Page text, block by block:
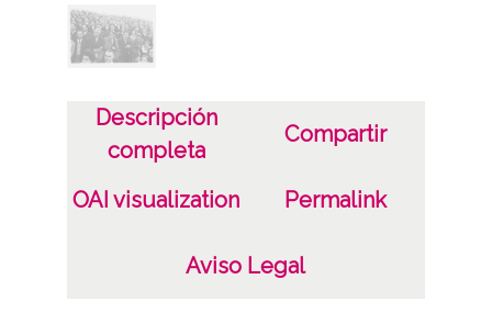
Fotográfico
Papel ;
Características del soporte
7,5 x 10,5 cm
Descripción
completa
Compartir
OAI visualization Permalink
Aviso Legal